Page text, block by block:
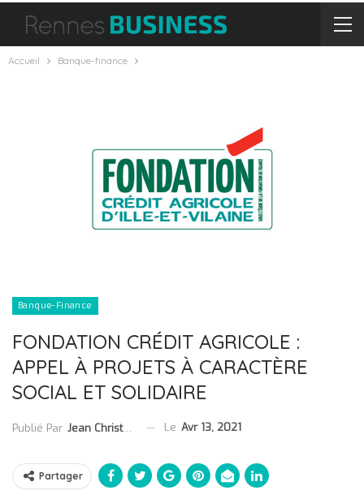
Accueil Banque-finance
Banque-Finance
FONDATION CRÉDIT AGRICOLE :
APPEL À PROJETS À CARACTÈRE
SOCIAL ET SOLIDAIRE
Publié Par Jean Christophe Collet Le Avr 13, 2021
Partager